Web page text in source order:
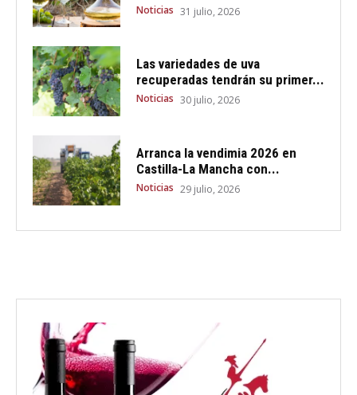
Noticias 31 julio, 2026
Las variedades de uva
recuperadas tendrán su primer...
Noticias 30 julio, 2026
Arranca la vendimia 2026 en
Castilla-La Mancha con...
Noticias 29 julio, 2026